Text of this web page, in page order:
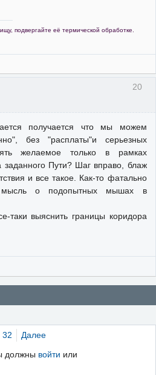
подвергайте её термической обработке.
20
получается что мы можем
без "расплаты"и серьезных
желаемое только в рамках
заданного Пути? Шаг вправо, блаж
и все такое. Как-то фатально
о подопытных мышах в
таки выяснить границы коридора
32 Далее
должны войти или